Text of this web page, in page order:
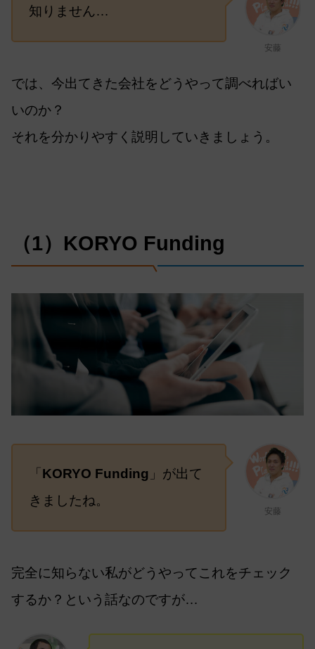
安藤
知りません…
では、今出てきた会社をどうやって調べればい
いのか？
それを分かりやすく説明していきましょう。
（1）KORYO Funding
安藤
「 KORYO Funding 」が出て
きましたね。
完全に知らない私がどうやってこれをチェック
するか？という話なのですが…